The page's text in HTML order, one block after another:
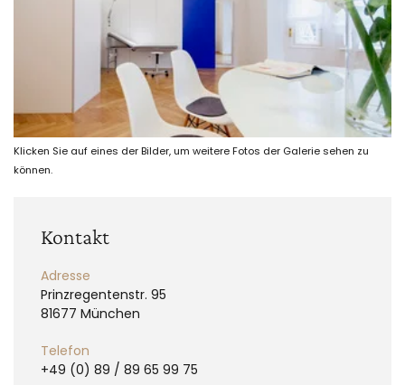
Klicken Sie auf eines der Bilder, um weitere Fotos der Galerie sehen zu
können.
Kontakt
Adresse
Prinzregentenstr. 95
81677 München
Telefon
+49 (0) 89 / 89 65 99 75